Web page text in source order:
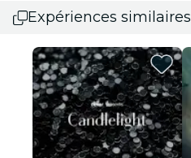
Expériences similaires